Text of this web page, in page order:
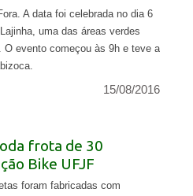
A data foi celebrada no dia 6
uma das áreas verdes
O evento começou às 9h e teve a
15/08/2016
frota de 30
Bike UFJF
foram fabricadas com